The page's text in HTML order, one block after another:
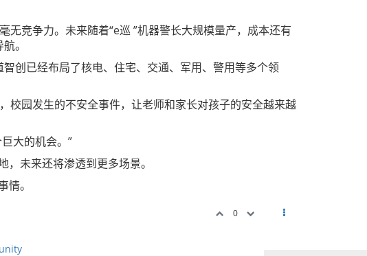
无竞争力。未来随着“e巡 ”机器警长大规模量产，成本还有
。
创已经布局了核电、住宅、交通、军用、警用等多个领
校园发生的不安全事件，让老师和家长对孩子的安全越来越
大的机会。”
未来还将渗透到更多场景。
。
0